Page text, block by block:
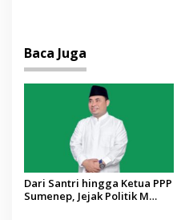
Baca Juga
Dari Santri hingga Ketua PPP
Sumenep, Jejak Politik M